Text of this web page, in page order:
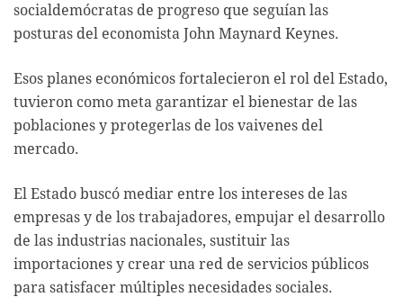
socialdemócratas de progreso que seguían las
posturas del economista John Maynard Keynes.
Esos planes económicos fortalecieron el rol del Estado,
tuvieron como meta garantizar el bienestar de las
poblaciones y protegerlas de los vaivenes del
mercado.
El Estado buscó mediar entre los intereses de las
empresas y de los trabajadores, empujar el desarrollo
de las industrias nacionales, sustituir las
importaciones y crear una red de servicios públicos
para satisfacer múltiples necesidades sociales.